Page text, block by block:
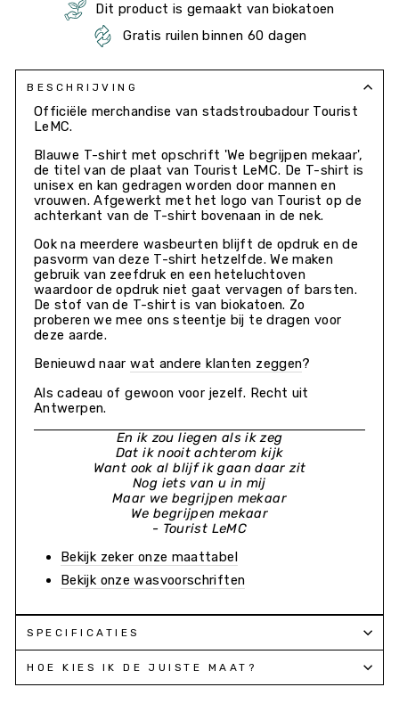
Dit product is gemaakt van biokatoen
Gratis ruilen binnen 60 dagen
BESCHRIJVING
Officiële merchandisevan stadstroubadour Tourist
LeMC.
Blauwe T-shirt met opschrift 'We begrijpen mekaar',
de titel van de plaat van Tourist LeMC. De T-shirt is
unisex en kan gedragen worden door mannen en
vrouwen. Afgewerkt met het logo van Tourist op de
achterkant van de T-shirt bovenaan in de nek.
Ook na meerdere wasbeurten blijft de opdruk en de
pasvorm van deze T-shirt hetzelfde. We maken
gebruik van zeefdruk en een heteluchtoven
waardoor de opdruk niet gaat vervagen of barsten.
De stof van de T-shirt is van biokatoen. Zo
proberen we mee ons steentje bij te dragen voor
deze aarde.
Benieuwd naar wat andere klanten zeggen?
Als cadeau of gewoon voor jezelf. Recht uit
Antwerpen.
En ik zou liegen als ik zeg
Dat ik nooit achterom kijk
Want ook al blijf ik gaan daar zit
Nog iets van u in mij
Maar we begrijpen mekaar
We begrijpen mekaar
- Tourist LeMC
Bekijk zeker onze maattabel
Bekijk onze wasvoorschriften
SPECIFICATIES
HOE KIES IK DE JUISTE MAAT?